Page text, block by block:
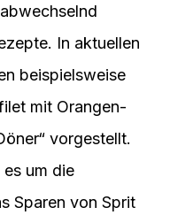
In aktuellen
beispielsweise
mit Orangen-
vorgestellt.
es um die
Sparen von Sprit